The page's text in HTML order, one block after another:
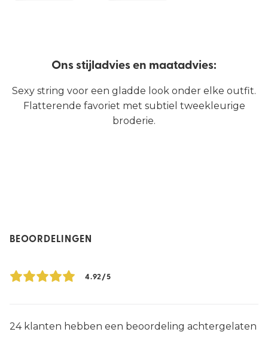
Ons stijladvies en maatadvies:
Sexy string voor een gladde look onder elke outfit.
Flatterende favoriet met subtiel tweekleurige
broderie.
BEOORDELINGEN
4.92/5
24 klanten hebben een beoordeling achtergelaten